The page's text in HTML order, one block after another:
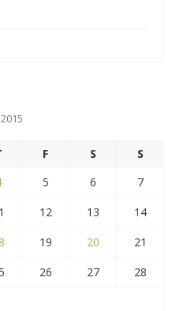
F S
S
5 6
7
12 13
14
19 20
21
26 27
28